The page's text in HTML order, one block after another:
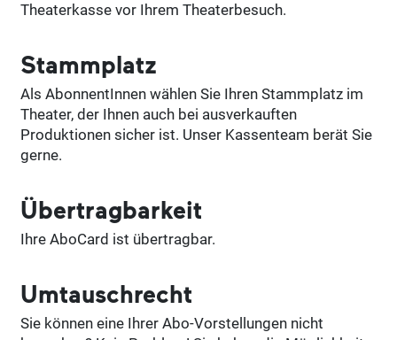
Theaterkasse vor Ihrem Theaterbesuch.
Stammplatz
Als AbonnentInnen wählen Sie Ihren Stammplatz im
Theater, der Ihnen auch bei ausverkauften
Produktionen sicher ist. Unser Kassenteam berät Sie
gerne.
Übertragbarkeit
Ihre AboCard ist übertragbar.
Umtauschrecht
Sie können eine Ihrer Abo-Vorstellungen nicht